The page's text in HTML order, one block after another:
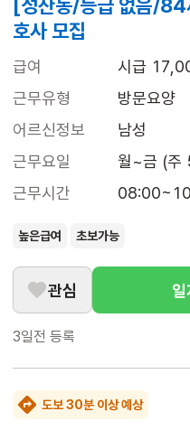
[성산동/등급 없음/84
호사 모집
급여
시급
근무유형
방문요양
어르신정보
남성
근무요일
월~금 (주
근무시간
높은급여 초보가능
관심
3일전 등록
도보 30분 이상 예상